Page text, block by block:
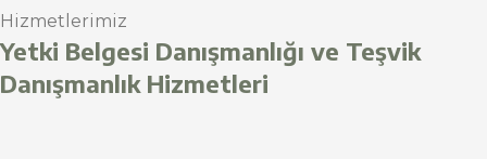
Hizmetlerimiz
Yetki Belgesi Danışmanlığı ve Teşvik
Danışmanlık Hizmetleri